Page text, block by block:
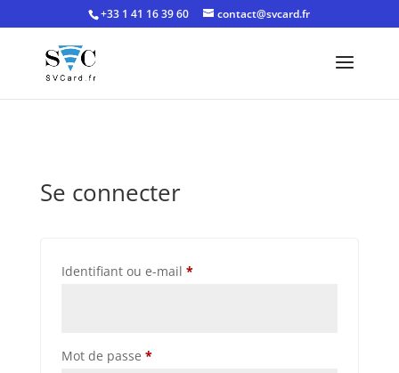
+33 1 41 16 39 60 contact@svcard.fr
Se connecter
Identifiant ou e-mail *Obligatoire
Mot de passe *Obligatoire